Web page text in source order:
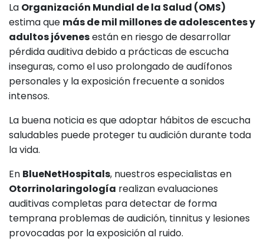
La Organización Mundial de la Salud (OMS)
estima que más de mil millones de adolescentes y
adultos jóvenesestán en riesgo de desarrollar
pérdida auditiva debido a prácticas de escucha
inseguras, como el uso prolongado de audífonos
personales y la exposición frecuente a sonidos
intensos.
La buena noticia es que adoptar hábitos de escucha
saludables puede proteger tu audición durante toda
la vida.
En BlueNetHospitals, nuestros especialistas en
Otorrinolaringología realizan evaluaciones
auditivas completas para detectar de forma
temprana problemas de audición, tinnitus y lesiones
provocadas por la exposición al ruido.